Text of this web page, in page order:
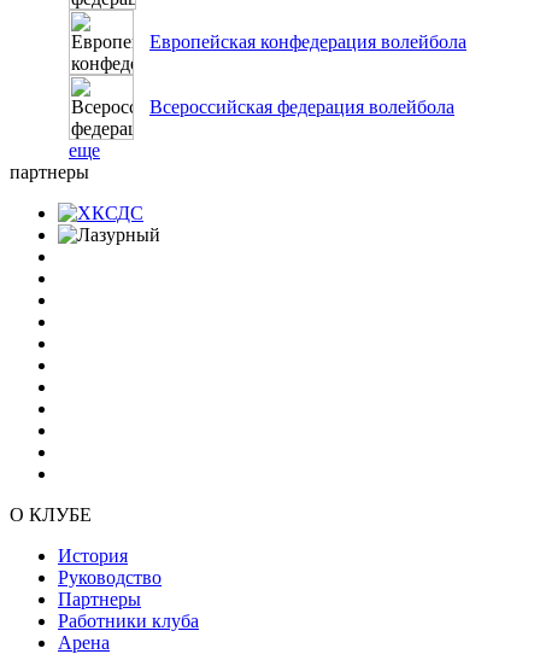
Европейская конфедерация волейбола
Всероссийская федерация волейбола
еще
партнеры
О КЛУБЕ
История
Руководство
Партнеры
Работники клуба
Арена